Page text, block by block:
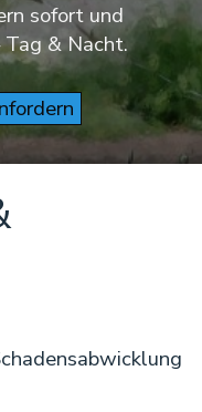
sofort und
& Nacht.